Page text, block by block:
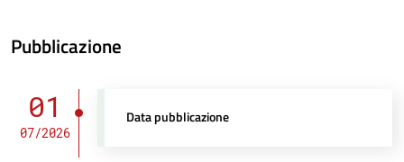
Pubblicazione
01
07/2026
Data pubblicazione